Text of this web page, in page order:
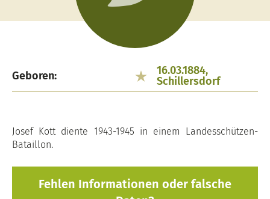
Geboren:
16.03.1884,
Schillersdorf
Josef Kott diente 1943-1945 in einem Landesschützen-
Bataillon.
Fehlen Informationen oder falsche